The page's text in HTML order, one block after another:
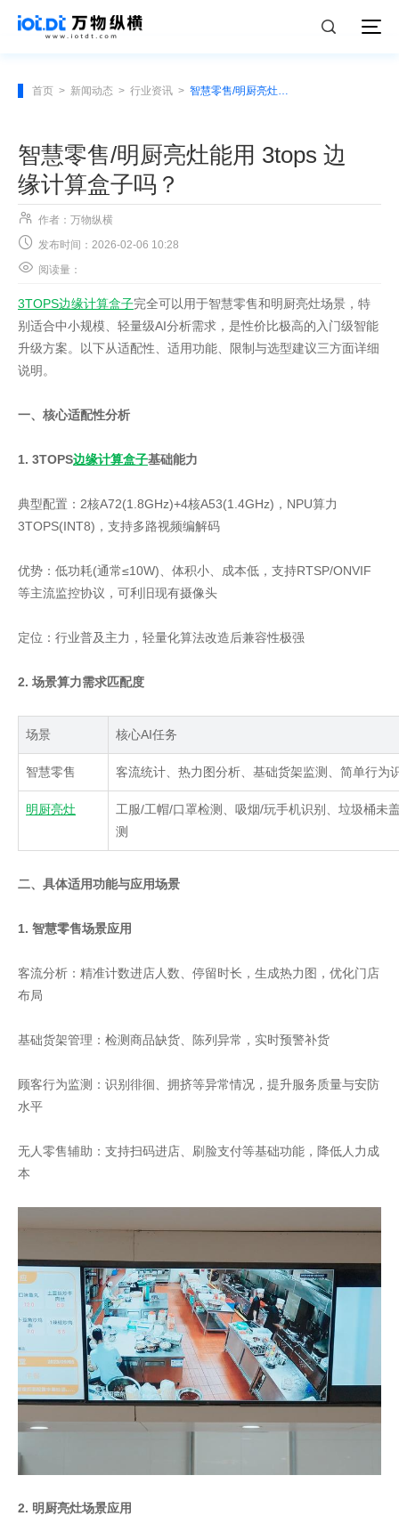
首页 > 新闻动态 > 行业资讯 > 智慧零售/明厨亮灶能用 3tops 边缘计算盒子吗？
智慧零售/明厨亮灶能用 3tops 边
缘计算盒子吗？
 作者：万物纵横
 发布时间：2026-02-06 10:28
 阅读量：
3TOPS边缘计算盒子完全可以用于智慧零售和明厨亮灶场景，特
别适合中小规模、轻量级AI分析需求，是性价比极高的入门级智能
升级方案。以下从适配性、适用功能、限制与选型建议三方面详细
说明。
一、核心适配性分析
1. 3TOPS边缘计算盒子基础能力
典型配置：2核A72(1.8GHz)+4核A53(1.4GHz)，NPU算力
3TOPS(INT8)，支持多路视频编解码
优势：低功耗(通常≤10W)、体积小、成本低，支持RTSP/ONVIF
等主流监控协议，可利旧现有摄像头
定位：行业普及主力，轻量化算法改造后兼容性极强
2. 场景算力需求匹配度
场景 核心AI任务
智慧零售 客流统计、热力图分析、基础货架监测、简单行为
明厨亮灶 工服/工帽/口罩检测、吸烟/玩手机识别、垃圾桶未
测
二、具体适用功能与应用场景
1. 智慧零售场景应用
客流分析：精准计数进店人数、停留时长，生成热力图，优化门店
布局
基础货架管理：检测商品缺货、陈列异常，实时预警补货
顾客行为监测：识别徘徊、拥挤等异常情况，提升服务质量与安防
水平
无人零售辅助：支持扫码进店、刷脸支付等基础功能，降低人力成
本
2. 明厨亮灶场景应用